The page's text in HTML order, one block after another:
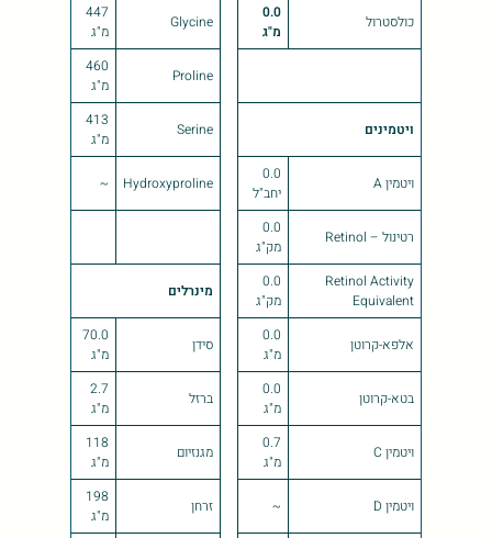
כולסטרול
0.0
מ"ג
Glycine
447
מ"ג
Proline
460
מ"ג
ויטמינים Serine
413
מ"ג
ויטמין A
0.0
יחב"ל
Hydroxyproline
~
רטינול – Retinol
0.0
מק"ג
Retinol Activity
Equivalent
0.0
מק"ג
מינרלים
אלפא-קרוטן
0.0
מ"ג
סידן
70.0
מ"ג
בטא-קרוטן
0.0
מ"ג
ברזל
2.7
מ"ג
ויטמין C
0.7
מ"ג
מגנזיום
118
מ"ג
ויטמין D ~ זרחן
198
מ"ג